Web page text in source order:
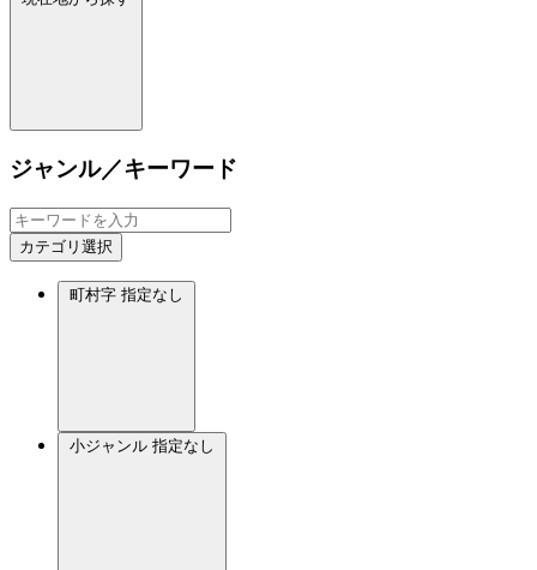
ジャンル／キーワード
カテゴリ選択
町村字 指定なし
小ジャンル 指定なし